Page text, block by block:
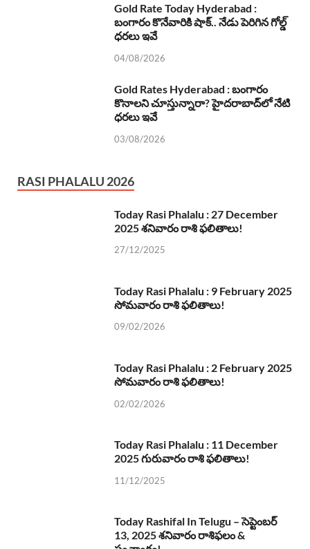
Gold Rate Today Hyderabad :
బంగారం కొనేవారికి షాక్.. నేడు పెరిగిన గోల్డ్
ధరలు ఇవే
04/08/2026
Gold Rates Hyderabad : బంగారం
కొనాలని చూస్తున్నారా? హైదరాబాద్‌లో నేటి
ధరలు ఇవే
03/08/2026
RASI PHALALU 2026
Today Rasi Phalalu : 27 December
2025 శనివారం రాశి ఫలితాలు!
27/12/2025
Today Rasi Phalalu : 9 February 2025
సోమవారం రాశి ఫలితాలు!
09/02/2026
Today Rasi Phalalu : 2 February 2025
సోమవారం రాశి ఫలితాలు!
02/02/2026
Today Rasi Phalalu : 11 December
2025 గురువారం రాశి ఫలితాలు!
11/12/2025
Today Rashifal In Telugu – సెప్టెంబర్
13, 2025 శనివారం రాశిఫలం &